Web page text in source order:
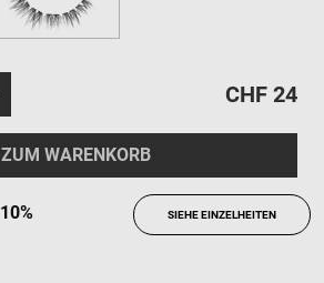
CHF 24
ZUM WARENKORB
10% SIEHE EINZELHEITEN